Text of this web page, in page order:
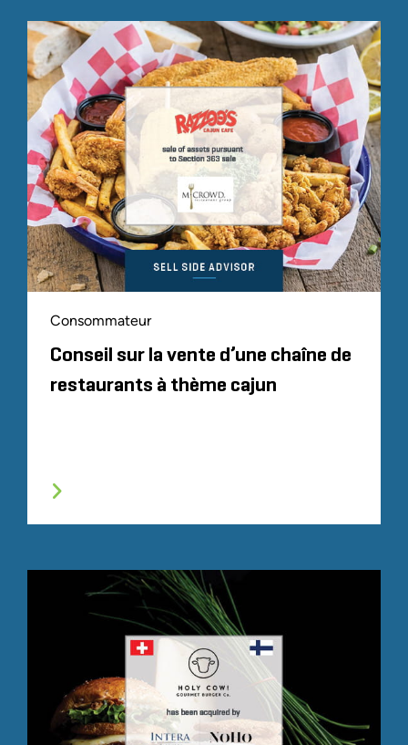
Consommateur
Conseil sur la vente d’une chaîne de
restaurants à thème cajun